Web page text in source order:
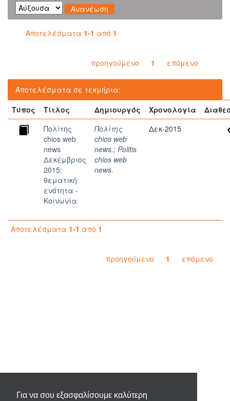
Για να σου εξασφαλίσουμε καλύτερη
Αποτελέσματα 1-1 από 1
προηγούμενο 1 επόμενο
Αποτελέσματα σε τεκμήρια:
Τύπος
Τίτλος Δημιουργός Χρονολογία
Πολίτης
chios web
news
Δεκέμβριος
2015:
θεματική
ενότητα -
Κοινωνία
Πολίτης
chios web
news.; Politis
chios web
news.
Δεκ-2015
Αποτελέσματα 1-1 από 1
προηγούμενο 1 επόμενο